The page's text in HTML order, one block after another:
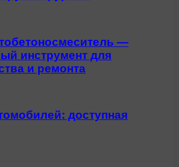
—
инструмент для
и ремонта
доступная